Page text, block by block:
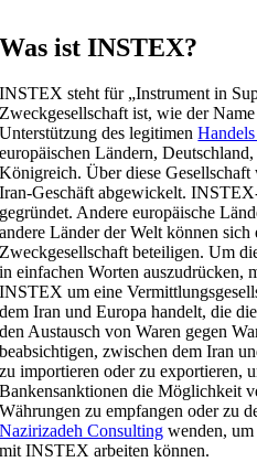
Was ist INSTEX?
INSTEX steht für „Instrument in
Zweckgesellschaft ist, wie der
Unterstützung des legitimen
europäischen Ländern,
Königreich. Über diese
Iran-Geschäft abgewickelt.
gegründet. Andere europäische
andere Länder der Welt können sich
Zweckgesellschaft beteiligen. Um
in einfachen Worten auszudrücken,
INSTEX um eine
dem Iran und Europa handelt, die
den Austausch von Waren gegen
beabsichtigen, zwischen dem Iran
zu importieren oder zu exportieren,
Bankensanktionen die Möglichkeit
Währungen zu empfangen oder zu
Nazirizadeh Consulting wenden,
mit INSTEX arbeiten können.